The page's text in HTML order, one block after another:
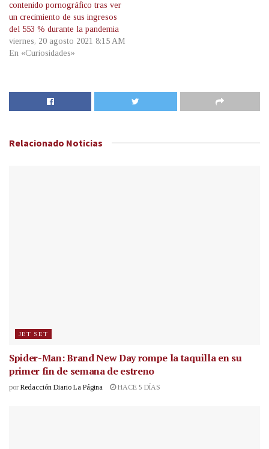
contenido pornográfico tras ver
un crecimiento de sus ingresos
del 553 % durante la pandemia
viernes, 20 agosto 2021 8:15 AM
En «Curiosidades»
Relacionado Noticias
JET SET
Spider-Man: Brand New Day rompe la taquilla en su
primer fin de semana de estreno
por Redacción Diario La Página HACE 5 DÍAS